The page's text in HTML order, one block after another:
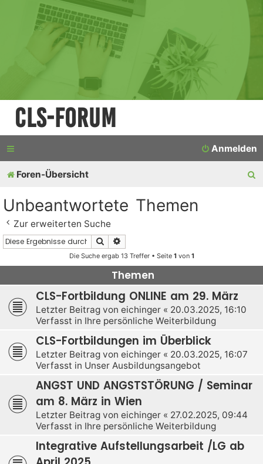
CLS-Forum
Anmelden
Foren-Übersicht
Unbeantwortete Themen
Zur erweiterten Suche
Suche
Die Suche ergab 13 Treffer • Seite 1von 1
Themen
CLS-Fortbildung ONLINE am 29. März
Letzter Beitrag von eichinger « 20.03.2025, 16:10
Verfasst in Ihre persönliche Weiterbildung
CLS-Fortbildungen im Überblick
Letzter Beitrag von eichinger « 20.03.2025, 16:07
Verfasst in Unser Ausbildungsangebot
ANGST UND ANGSTSTÖRUNG / Seminar
am 8. März in Wien
Letzter Beitrag von eichinger « 27.02.2025, 09:44
Verfasst in Ihre persönliche Weiterbildung
Integrative Aufstellungsarbeit /LG ab